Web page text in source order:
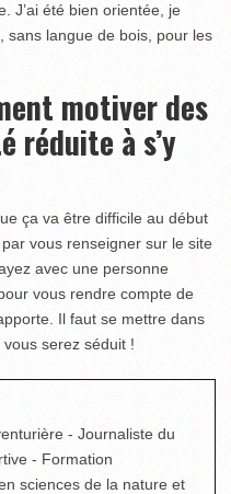
J’ai été bien orientée, je
sans langue de bois, pour les
motiver des
réduite à s’y
ça va être difficile au début
vous renseigner sur le site
avec une personne
vous rendre compte de
Il faut se mettre dans
serez séduit !
- Journaliste du
- Formation
sciences de la nature et